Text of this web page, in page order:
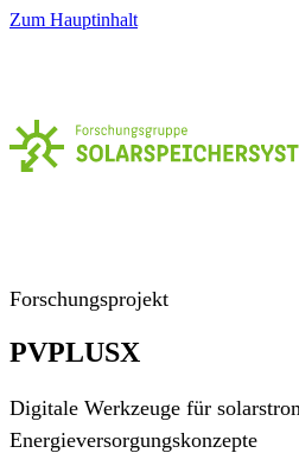
Zum Hauptinhalt
Forschungsprojekt
PVPLUSX
Digitale Werkzeuge für
Energieversorgungskonzepte